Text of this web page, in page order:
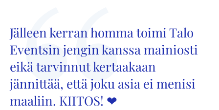
Jälleen kerran homma toimi Talo
Eventsin jengin kanssa mainiosti
eikä tarvinnut kertaakaan
jännittää, että joku asia ei menisi
maaliin. KIITOS! ❤